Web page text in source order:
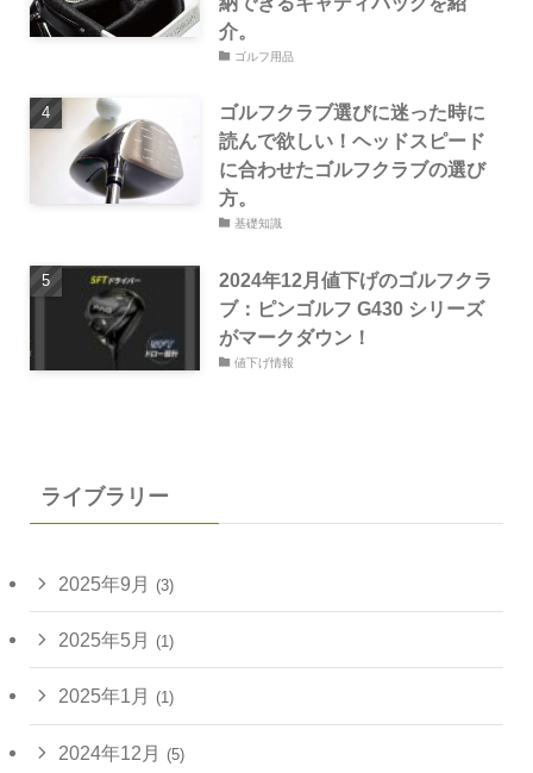
介。
ゴルフ用品
ゴルフクラブ選びに迷った時に
読んで欲しい！ヘッドスピード
に合わせたゴルフクラブの選び
方。
基礎知識
2024年12月値下げのゴルフクラ
ブ：ピンゴルフ G430 シリーズ
がマークダウン！
値下げ情報
ライブラリー
2025年9月 (3)
2025年5月 (1)
2025年1月 (1)
2024年12月 (5)